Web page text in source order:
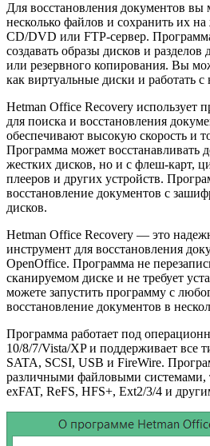
Для восстановления документов
несколько файлов и сохранить их
CD/DVD или FTP-сервер.
создавать образы дисков и разделов
или резервного копирования. Вы
как виртуальные диски и работать
Hetman Office Recovery использует
для поиска и восстановления
обеспечивают высокую скорость и
Программа может восстанавливать
жестких дисков, но и с флеш-карт,
плееров и других устройств.
восстановление документов с
дисков.
Hetman Office Recovery — это
инструмент для восстановления
OpenOffice. Программа не
сканируемом диске и не требует
можете запустить программу с
восстановление документов в
Программа работает под
10/8/7/Vista/XP и поддерживает все
SATA, SCSI, USB и FireWire.
различными файловыми системами,
exFAT, ReFS, HFS+, Ext2/3/4 и